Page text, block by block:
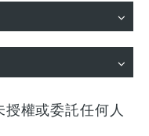
授權或委託任何人